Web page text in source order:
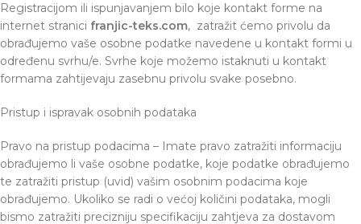
Registracijom ili ispunjavanjem bilo koje kontakt forme na
internet stranici franjic-teks.com, zatražit ćemo privolu da
obrađujemo vaše osobne podatke navedene u kontakt formi u
određenu svrhu/e. Svrhe koje možemo istaknuti u kontakt
formama zahtijevaju zasebnu privolu svake posebno.
Pristup i ispravak osobnih podataka
Pravo na pristup podacima – Imate pravo zatražiti informaciju
obrađujemo li vaše osobne podatke, koje podatke obrađujemo
te zatražiti pristup (uvid) vašim osobnim podacima koje
obrađujemo. Ukoliko se radi o većoj količini podataka, mogli
bismo zatražiti precizniju specifikaciju zahtjeva za dostavom